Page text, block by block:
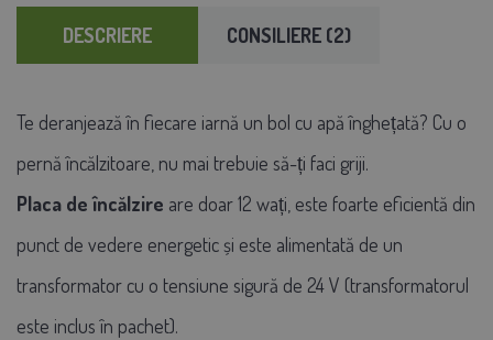
DESCRIERE CONSILIERE (2)
Te deranjează în fiecare iarnă un bol cu apă înghețată? Cu o
pernă încălzitoare, nu mai trebuie să-ți faci griji.
Placa de încălzire are doar 12 wați, este foarte eficientă din
punct de vedere energetic și este alimentată de un
transformator cu o tensiune sigură de 24 V (transformatorul
este inclus în pachet).